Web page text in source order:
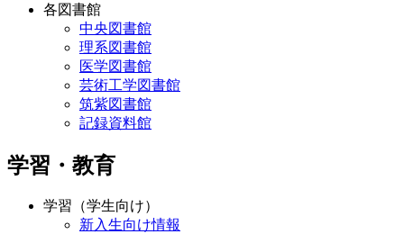
各図書館
中央図書館
理系図書館
医学図書館
芸術工学図書館
筑紫図書館
記録資料館
学習・教育
学習（学生向け）
新入生向け情報